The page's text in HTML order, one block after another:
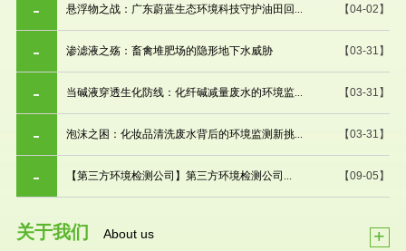
【04-02】
悬浮物之战：广东蔚蓝生态环境科技守护油田回...
【03-31】
渗滤液之殇：畜禽堆肥场的隐形地下水威胁
【03-31】
当碱液穿透生化防线：化纤碱减量废水的环境监...
【03-31】
泡沫之困：化妆品清洗废水背后的环境监测新挑...
【09-05】
【第三方环境检测公司】第三方环境检测公司...
关于我们 About us +